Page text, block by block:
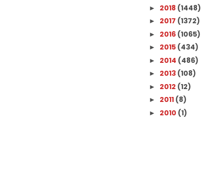
► 2018 (1448)
► 2017 (1372)
► 2016 (1065)
► 2015 (434)
► 2014 (486)
► 2013 (108)
► 2012 (12)
► 2011 (8)
► 2010 (1)